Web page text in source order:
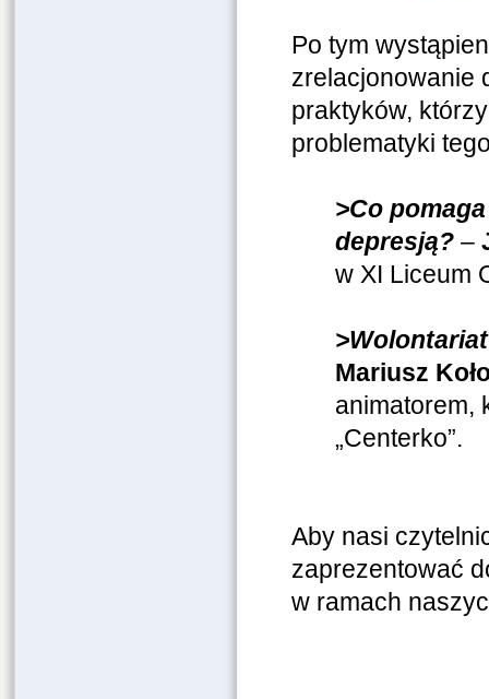
Po tym
zrelacjonowanie
praktyków,
problematyki
>Co
depresją? –
w XI Liceum
Mariusz
animatorem,
„Centerko”.
Aby nasi
zaprezentować
w ramach